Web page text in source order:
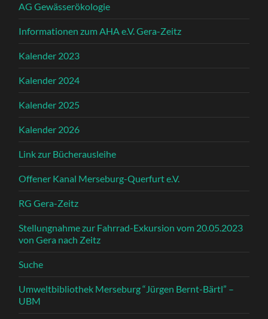
AG Gewässerökologie
Informationen zum AHA e.V. Gera-Zeitz
Kalender 2023
Kalender 2024
Kalender 2025
Kalender 2026
Link zur Bücherausleihe
Offener Kanal Merseburg-Querfurt e.V.
RG Gera-Zeitz
Stellungnahme zur Fahrrad-Exkursion vom 20.05.2023
von Gera nach Zeitz
Suche
Umweltbibliothek Merseburg “Jürgen Bernt-Bärtl” –
UBM